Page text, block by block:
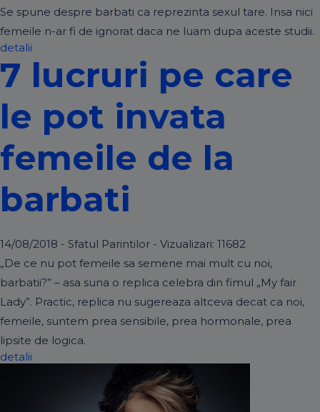
Se spune despre barbati ca reprezinta sexul tare. Insa nici
femeile n-ar fi de ignorat daca ne luam dupa aceste studii.
detalii
7 lucruri pe care
le pot invata
femeile de la
barbati
14/08/2018 - Sfatul Parintilor - Vizualizari: 11682
„De ce nu pot femeile sa semene mai mult cu noi,
barbatii?” – asa suna o replica celebra din fimul „My fair
Lady”. Practic, replica nu sugereaza altceva decat ca noi,
femeile, suntem prea sensibile, prea hormonale, prea
lipsite de logica.
detalii